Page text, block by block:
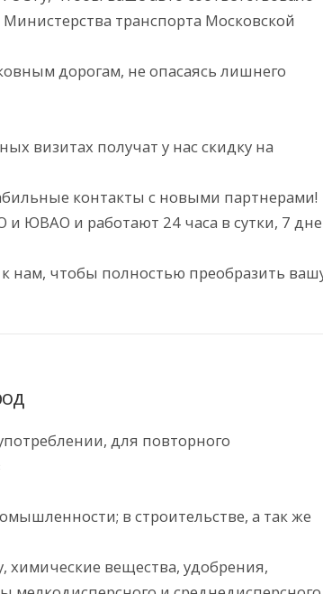
транспорта Московской
дорогам, не опасаясь лишнего
визитах получат у нас скидку на
контакты с новыми партнерами!
ЮВАО и работают 24 часа в сутки, 7
нам, чтобы полностью преобразить
для повторного
в строительстве, а так же
химические вещества, удобрения,